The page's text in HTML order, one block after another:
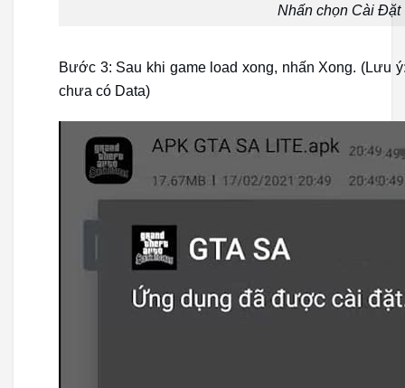
Nhấn chọn Cài Đặt
Bước 3: Sau khi game load xong, nhấn Xong. (Lưu
chưa có Data)